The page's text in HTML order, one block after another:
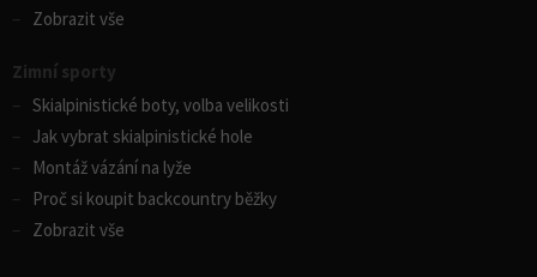
Zobrazit vše
Zimní sporty
Skialpinistické boty, volba velikosti
Jak vybrat skialpinistické hole
Montáž vázání na lyže
Proč si koupit backcountry běžky
Zobrazit vše